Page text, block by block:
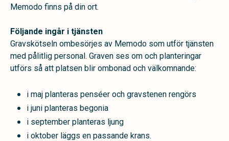
Memodo finns på din ort.
Följande ingår i tjänsten
Gravskötseln ombesörjes av Memodo som utför tjänsten
med pålitlig personal. Graven ses om och planteringar
utförs så att platsen blir ombonad och välkomnande:
i maj planteras penséer och gravstenen rengörs
i juni planteras begonia
i september planteras ljung
i oktober läggs en passande krans.